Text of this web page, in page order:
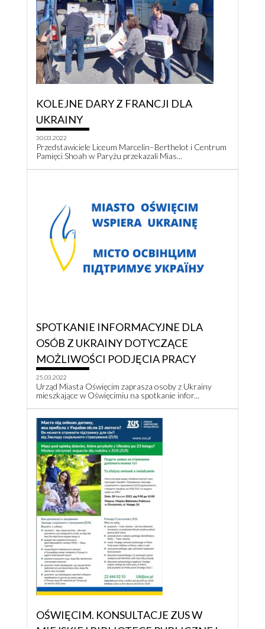
KOLEJNE DARY Z FRANCJI DLA
UKRAINY
30.03.2022
Przedstawiciele Liceum Marcelin–Berthelot i Centrum
Pamięci Shoah w Paryżu przekazali Mias...
SPOTKANIE INFORMACYJNE DLA
OSÓB Z UKRAINY DOTYCZĄCE
MOŻLIWOŚCI PODJĘCIA PRACY
25.03.2022
Urząd Miasta Oświęcim zaprasza osoby z Ukrainy
mieszkające w Oświęcimiu na spotkanie infor...
OŚWIĘCIM. KONSULTACJE ZUS W